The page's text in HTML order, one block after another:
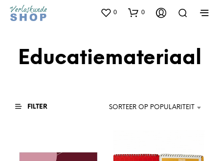
0 0
Educatiemateriaal
FILTER SORTEER OP POPULARITEIT